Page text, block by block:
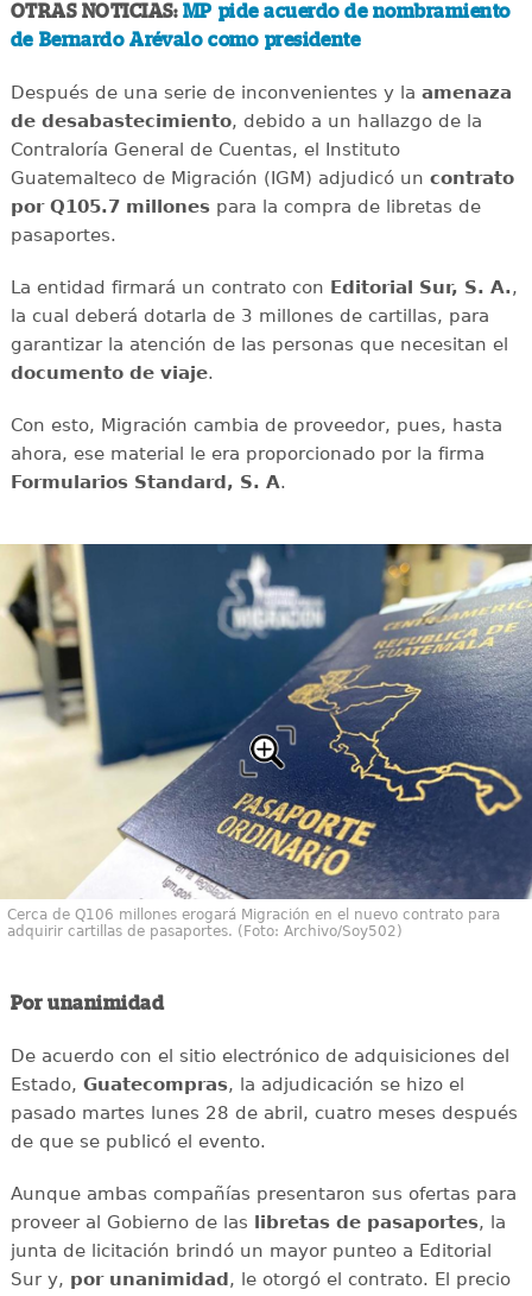
OTRAS NOTICIAS: MP pide acuerdo de nombramiento
de Bernardo Arévalo como presidente
Después de una serie de inconvenientes y la amenaza
de desabastecimiento, debido a un hallazgo de la
Contraloría General de Cuentas, el Instituto
Guatemalteco de Migración (IGM) adjudicó un contrato
por Q105.7 millonespara la compra de libretas de
pasaportes.
La entidad firmará un contrato con Editorial Sur, S. A.,
la cual deberá dotarla de 3 millones de cartillas, para
garantizar la atención de las personas que necesitan el
documento de viaje.
Con esto, Migración cambia de proveedor, pues, hasta
ahora, ese material le era proporcionado por la firma
Formularios Standard, S. A.
Cerca de Q106 millones erogará Migración en el nuevo contrato para
adquirir cartillas de pasaportes. (Foto: Archivo/Soy502)
Por unanimidad
De acuerdo con el sitio electrónico de adquisiciones del
Estado, Guatecompras, la adjudicación se hizo el
pasado martes lunes 28 de abril, cuatro meses después
de que se publicó el evento.
Aunque ambas compañías presentaron sus ofertas para
proveer al Gobierno de las libretas de pasaportes, la
junta de licitación brindó un mayor punteo a Editorial
Sur y, por unanimidad, le otorgó el contrato. El precio